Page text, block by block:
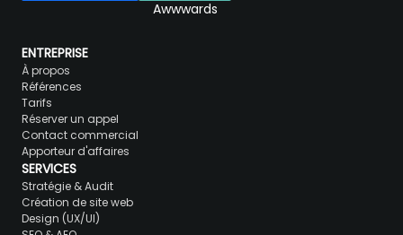
ENTREPRISE
À propos
Références
Tarifs
Réserver un appel
Contact commercial
Apporteur d'affaires
SERVICES
Stratégie & Audit
Création de site web
Design (UX/UI)